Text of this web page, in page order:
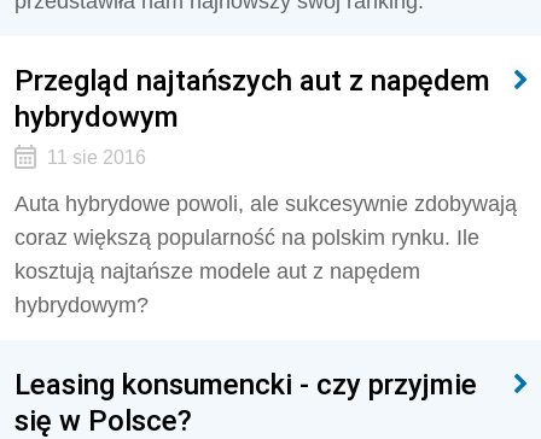
Przegląd najtańszych aut z napędem
hybrydowym
11 sie 2016
Auta hybrydowe powoli, ale sukcesywnie zdobywają
coraz większą popularność na polskim rynku. Ile
kosztują najtańsze modele aut z napędem
hybrydowym?
Leasing konsumencki - czy przyjmie
się w Polsce?